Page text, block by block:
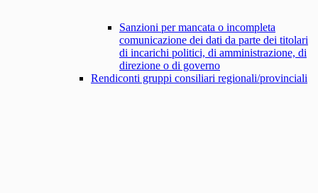
Sanzioni per mancata o incompleta
comunicazione dei dati da parte dei titolari
di incarichi politici, di amministrazione, di
direzione o di governo
Rendiconti gruppi consiliari regionali/provinciali